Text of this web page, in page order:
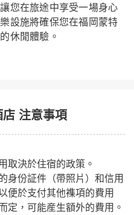
您在旅途中享受一場身心
設施將確保您在福岡蒙特
休閒體驗。
注意事項
取決於住宿的政策。
身份証件（帶照片）和信用
便於支付其他襍項的費用
定，可能産生額外的費用。